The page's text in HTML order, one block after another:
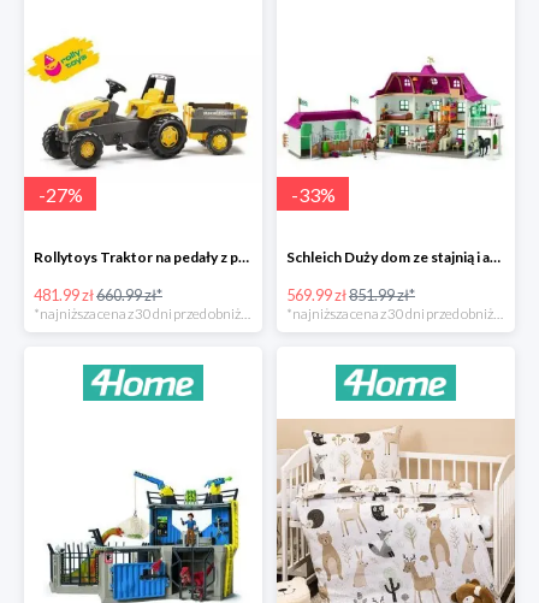
-27%
Rollytoys Traktor na pedały z przyczepą Farm Rolly Junior -27%
481.99 zł660.99 zł*
-33%
Schleich Duży dom ze stajnią i akcesoriami -33%
569.99 zł851.99 zł*